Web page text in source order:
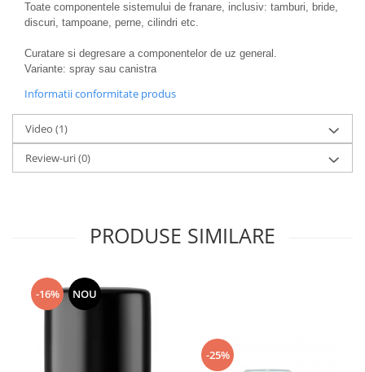
Toate componentele sistemului de franare, inclusiv: tamburi, bride,
discuri, tampoane, perne, cilindri etc.
Curatare si degresare a componentelor de uz general.
Variante: spray sau canistra
Informatii conformitate produs
Video (1)
Review-uri(0)
PRODUSE SIMILARE
-16% NOU
-25%